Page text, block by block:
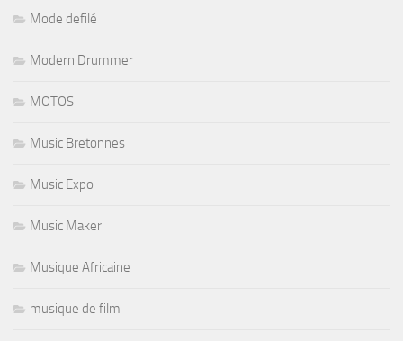
Mode defilé
Modern Drummer
MOTOS
Music Bretonnes
Music Expo
Music Maker
Musique Africaine
musique de film